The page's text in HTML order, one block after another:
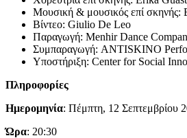
Μουσική & μουσικός επί σκηνής:
Βίντεο: Giulio De Leo
Παραγωγή: Menhir Dance
Συμπαραγωγή: ANTISKINO
Υποστήριξη: Center for Social
Πληροφορίες
Ημερομηνία: Πέμπτη, 12 Σεπτεμβρίου
Ώρα: 20:30